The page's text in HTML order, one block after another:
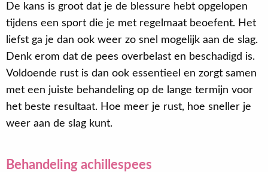
De kans is groot dat je de blessure hebt opgelopen
tijdens een sport die je met regelmaat beoefent. Het
liefst ga je dan ook weer zo snel mogelijk aan de slag.
Denk erom dat de pees overbelast en beschadigd is.
Voldoende rust is dan ook essentieel en zorgt samen
met een juiste behandeling op de lange termijn voor
het beste resultaat. Hoe meer je rust, hoe sneller je
weer aan de slag kunt.
Behandeling achillespees